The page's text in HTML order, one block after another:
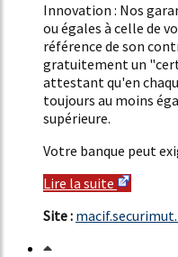
Innovation : Nos
ou égales à celle de
référence de son
gratuitement un
attestant qu'en
toujours au moins
supérieure.
Votre banque peut
Lire la suite
Site :